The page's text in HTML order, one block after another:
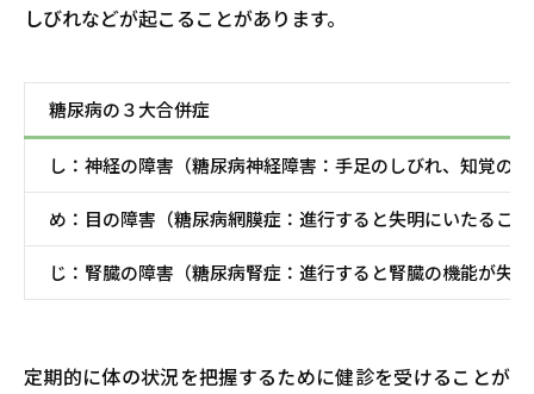
しびれなどが起こることがあります。
糖尿病の３大合併症
し：神経の障害（糖尿病神経障害：手足のしびれ、知覚の
め：目の障害（糖尿病網膜症：進行すると失明にいたるこ
じ：腎臓の障害（糖尿病腎症：進行すると腎臓の機能が失
定期的に体の状況を把握するために健診を受けることが